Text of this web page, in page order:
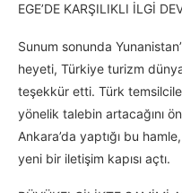
EGE’DE KARŞILIKLI İLGİ
Sunum sonunda
heyeti, Türkiye turizm
teşekkür etti. Türk
yönelik talebin artacağını
Ankara’da yaptığı bu
yeni bir iletişim kapısı açtı.